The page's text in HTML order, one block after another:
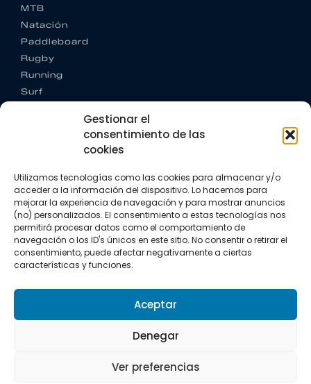
Gestionar el
consentimiento de las
cookies
Utilizamos tecnologías como las cookies para almacenar y/o
acceder a la información del dispositivo. Lo hacemos para
mejorar la experiencia de navegación y para mostrar anuncios
(no) personalizados. El consentimiento a estas tecnologías nos
permitirá procesar datos como el comportamiento de
navegación o los ID's únicos en este sitio. No consentir o retirar el
consentimiento, puede afectar negativamente a ciertas
características y funciones.
Aceptar
Denegar
Ver preferencias
MTB
Natación
Paddleboard
Rugby
Running
Surf
CONTACTO
+34 662 342 177
info@vkssport.com
SÍGUENOS
Política de privacidad
Política de cookies
Todos los derechos resevados.